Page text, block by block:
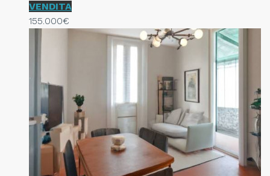
VENDITA
155.000€